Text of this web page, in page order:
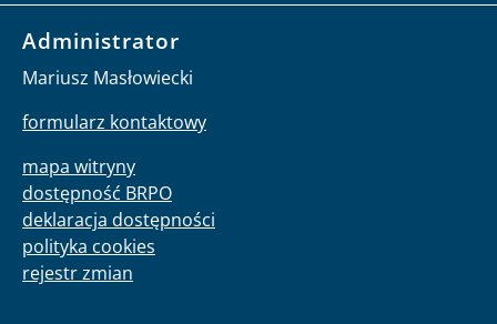
Administrator
Mariusz Masłowiecki
formularz kontaktowy
mapa witryny
dostępność BRPO
deklaracja dostępności
polityka cookies
rejestr zmian